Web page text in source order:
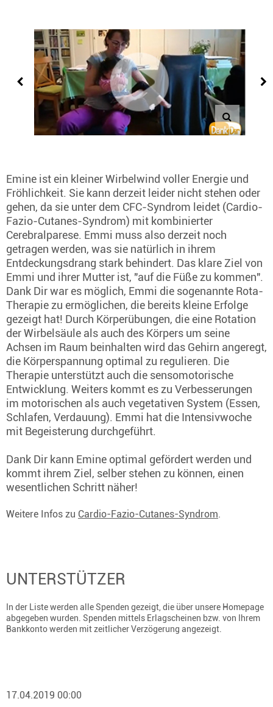
Emine ist ein kleiner Wirbelwind voller Energie und
Fröhlichkeit. Sie kann derzeit leider nicht stehen oder
gehen, da sie unter dem CFC-Syndrom leidet (Cardio-
Fazio-Cutanes-Syndrom) mit kombinierter
Cerebralparese. Emmi muss also derzeit noch
getragen werden, was sie natürlich in ihrem
Entdeckungsdrang stark behindert. Das klare Ziel von
Emmi und ihrer Mutter ist, "auf die Füße zu kommen".
Dank Dir war es möglich, Emmi die sogenannte Rota-
Therapie zu ermöglichen, die bereits kleine Erfolge
gezeigt hat! Durch Körperübungen, die eine Rotation
der Wirbelsäule als auch des Körpers um seine
Achsen im Raum beinhalten wird das Gehirn angeregt,
die Körperspannung optimal zu regulieren. Die
Therapie unterstützt auch die sensomotorische
Entwicklung. Weiters kommt es zu Verbesserungen
im motorischen als auch vegetativen System (Essen,
Schlafen, Verdauung). Emmi hat die Intensivwoche
mit Begeisterung durchgeführt.
Dank Dir kann Emine optimal gefördert werden und
kommt ihrem Ziel, selber stehen zu können, einen
wesentlichen Schritt näher!
Weitere Infos zu Cardio-Fazio-Cutanes-Syndrom.
UNTERSTÜTZER
In der Liste werden alle Spenden gezeigt, die über unsere Homepage
abgegeben wurden. Spenden mittels Erlagscheinen bzw. von Ihrem
Bankkonto werden mit zeitlicher Verzögerung angezeigt.
17.04.2019 00:00